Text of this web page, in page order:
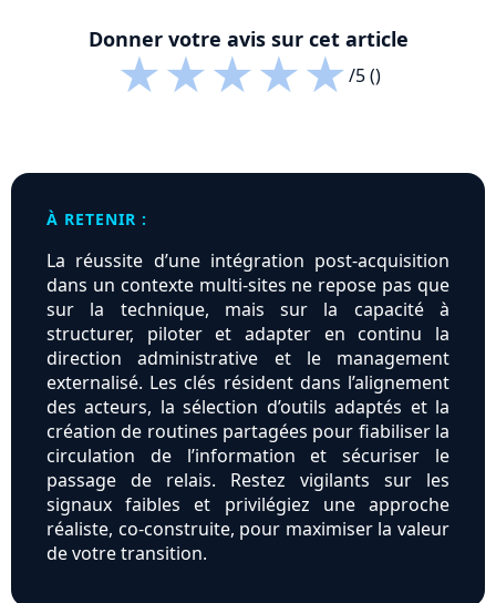
Donner votre avis sur cet article
★★★★★/5 ()
À RETENIR :
La réussite d’une intégration post-acquisition
dans un contexte multi-sites ne repose pas que
sur la technique, mais sur la capacité à
structurer, piloter et adapter en continu la
direction administrative et le management
externalisé. Les clés résident dans l’alignement
des acteurs, la sélection d’outils adaptés et la
création de routines partagées pour fiabiliser la
circulation de l’information et sécuriser le
passage de relais. Restez vigilants sur les
signaux faibles et privilégiez une approche
réaliste, co-construite, pour maximiser la valeur
de votre transition.